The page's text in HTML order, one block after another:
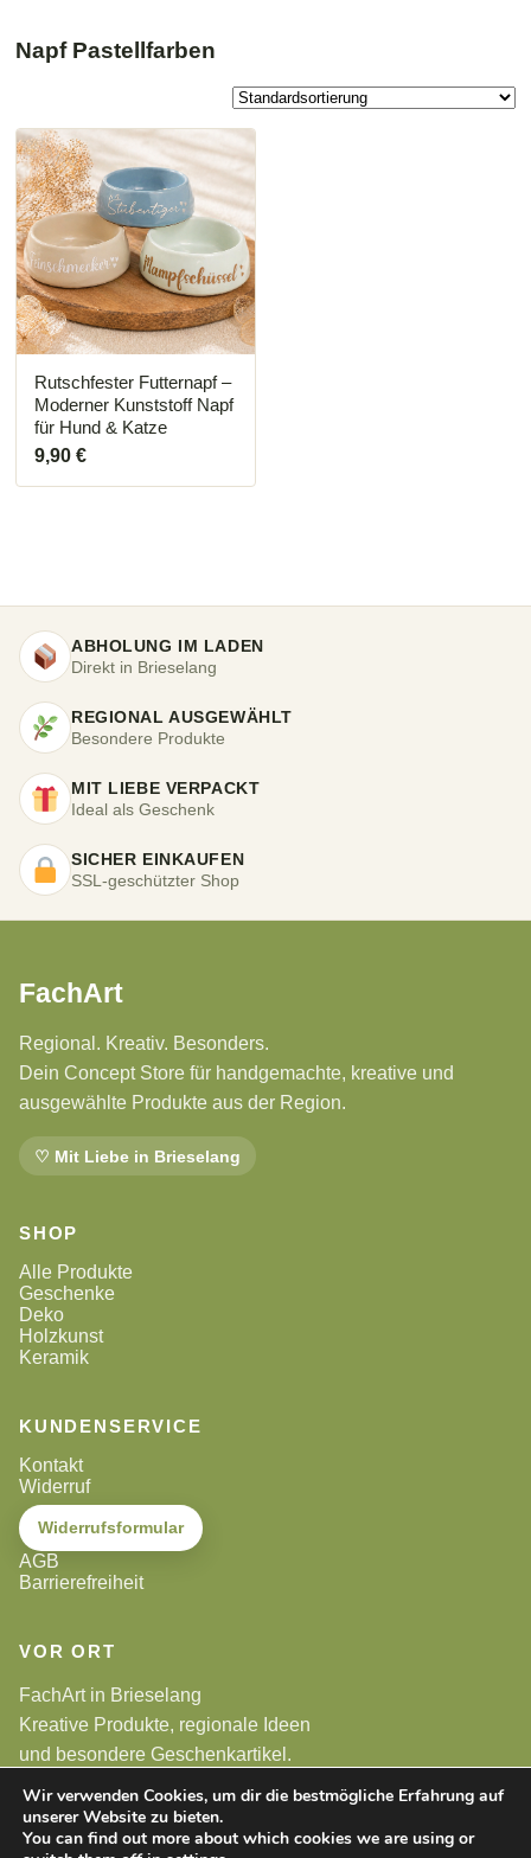
Napf Pastellfarben
Rutschfester Futternapf –
Moderner Kunststoff Napf
für Hund & Katze
9,90 €
Dieses
Produkt
weist
mehrere
Varianten
auf.
Die
Optionen
können
auf
der
Produktseite
gewählt
werden
ABHOLUNG IM LADEN
Direkt in Brieselang
REGIONAL AUSGEWÄHLT
Besondere Produkte
MIT LIEBE VERPACKT
Ideal als Geschenk
SICHER EINKAUFEN
SSL-geschützter Shop
FachArt
Regional. Kreativ. Besonders.
Dein Concept Store für handgemachte, kreative und
ausgewählte Produkte aus der Region.
♡ Mit Liebe in Brieselang
SHOP
Alle Produkte
Geschenke
Deko
Holzkunst
Keramik
KUNDENSERVICE
Kontakt
Widerruf
Widerrufsformular
AGB
Barrierefreiheit
VOR ORT
FachArt in Brieselang
Kreative Produkte, regionale Ideen
und besondere Geschenkartikel.
Alle Preise sind Endpreise. Gemäß §19 UStG wird keine
Umsatzsteuer berechnet.
Wir verwenden Cookies, um dir die bestmögliche Erfahrung auf
unserer Website zu bieten.
You can find out more about which cookies we are using or